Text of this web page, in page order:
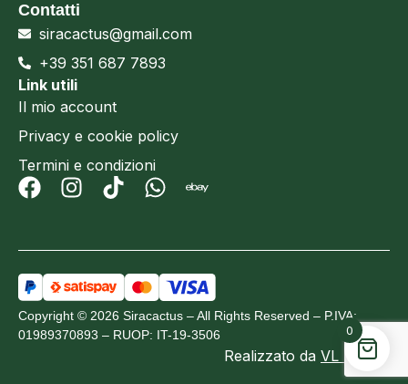
Contatti
siracactus@gmail.com
+39 351 687 7893
Link utili
Il mio account
Privacy e cookie policy
Termini e condizioni
Copyright © 2026 Siracactus – All Rights Reserved – P.IVA:
01989370893 – RUOP: IT-19-3506
Realizzato da VL Design
0